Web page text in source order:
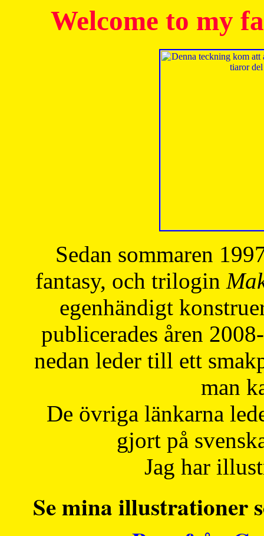
Welcome to my
Sedan sommaren
fantasy, och trilogin
egenhändigt
publicerades åren
nedan leder till ett
man
De övriga länkarna
gjort på
Jag har
Se mina illustrationer